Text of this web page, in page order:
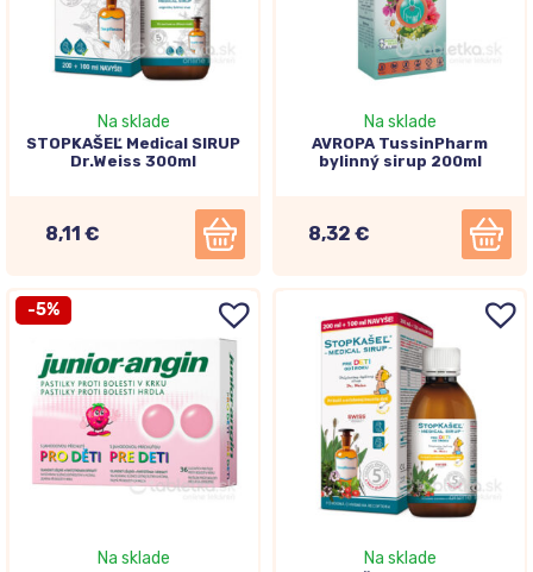
Na sklade
STOPKAŠEĽ Medical SIRUP
Dr.Weiss 300ml
8,11 €
Na sklade
AVROPA TussinPharm
bylinný sirup 200ml
8,32 €
-5%
Na sklade Na sklade